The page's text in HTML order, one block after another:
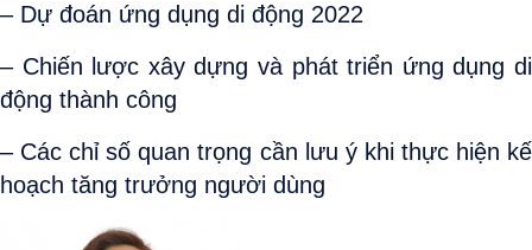
– Dự đoán ứng dụng di động 2022
– Chiến lược xây dựng và phát triển ứng dụng di
động thành công
– Các chỉ số quan trọng cần lưu ý khi thực hiện kế
hoạch tăng trưởng người dùng